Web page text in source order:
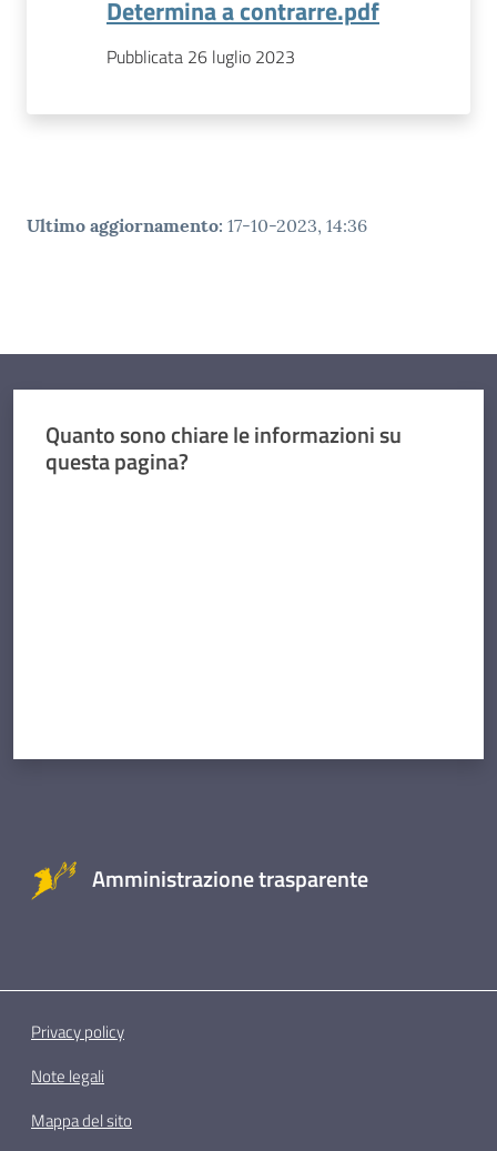
Determina a contrarre.pdf
Pubblicata 26 luglio 2023
Ultimo aggiornamento: 17-10-2023, 14:36
Quanto sono chiare le informazioni su
questa pagina?
Amministrazione trasparente
Privacy policy
Note legali
Mappa del sito